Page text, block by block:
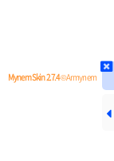
Mynem Skin 2.7.4© Armynem
